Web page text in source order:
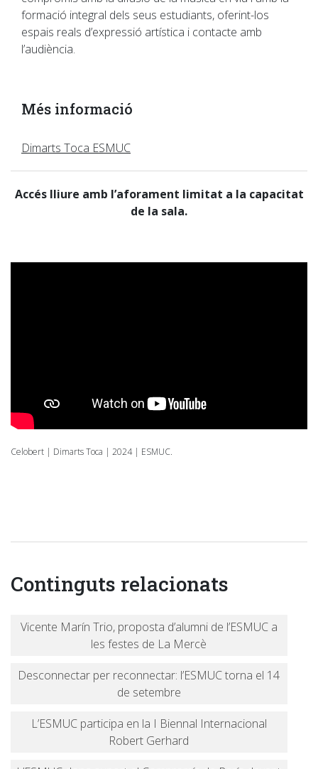
formació integral dels seus estudiants, oferint-los
espais reals d’expressió artística i contacte amb
l’audiència.
Més informació
Dimarts Toca ESMUC
Accés lliure amb l’aforament limitat a la capacitat
de la sala.
Celobert | Dimarts Toca | 2024 | ESMUC.
Continguts relacionats
Vicente Marín Trio, proposta d’alumni de l’ESMUC a
les festes de La Mercè
Desconnectar per reconnectar: l’ESMUC torna el 14
de setembre
L’ESMUC participa en la I Biennal Internacional
Robert Gerhard